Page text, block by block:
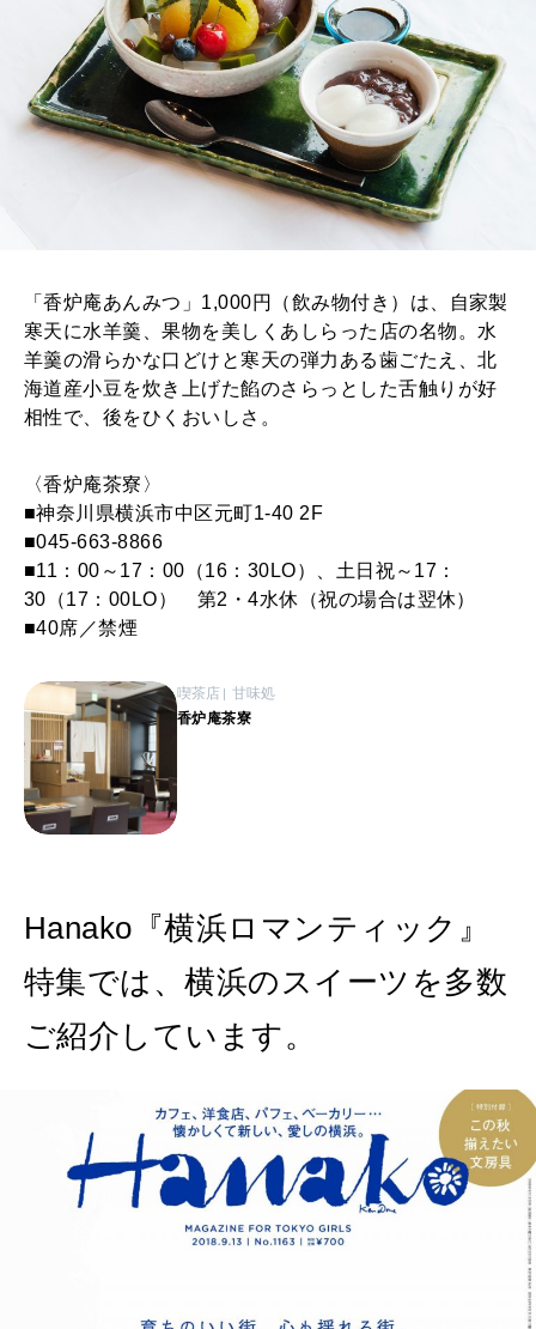
「香炉庵あんみつ」1,000円（飲み物付き）は、自家製
寒天に水羊羹、果物を美しくあしらった店の名物。水
羊羹の滑らかな口どけと寒天の弾力ある歯ごたえ、北
海道産小豆を炊き上げた餡のさらっとした舌触りが好
相性で、後をひくおいしさ。
〈香炉庵茶寮〉
■神奈川県横浜市中区元町1-40 2F
■045-663-8866
■11：00～17：00（16：30LO）、土日祝～17：
30（17：00LO） 第2・4水休（祝の場合は翌休）
■40席／禁煙
喫茶店 甘味処
香炉庵茶寮
Hanako『横浜ロマンティック』
特集では、横浜のスイーツを多数
ご紹介しています。